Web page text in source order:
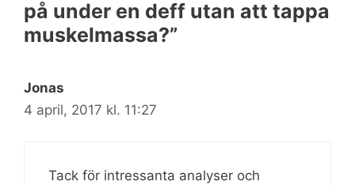
på under en deff utan att tappa
muskelmassa?”
Jonas
4 april, 2017 kl. 11:27
Tack för intressanta analyser och